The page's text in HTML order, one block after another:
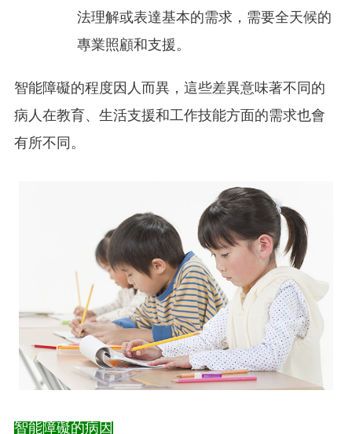
法理解或表達基本的需求，需要全天候的
專業照顧和支援。
智能障礙的程度因人而異，這些差異意味著不同的
病人在教育、生活支援和工作技能方面的需求也會
有所不同。
智能障礙的病因